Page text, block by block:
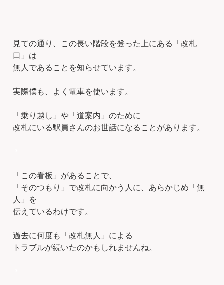
見ての通り、この長い階段を登った上にある「改札
口」は
無人であることを知らせています。
実際僕も、よく電車を使います。
「乗り越し」や「道案内」のために
改札にいる駅員さんのお世話になることがあります。
「この看板」があることで、
「そのつもり」で改札に向かう人に、あらかじめ「無
人」を
伝えているわけです。
過去に何度も「改札無人」による
トラブルが続いたのかもしれませんね。